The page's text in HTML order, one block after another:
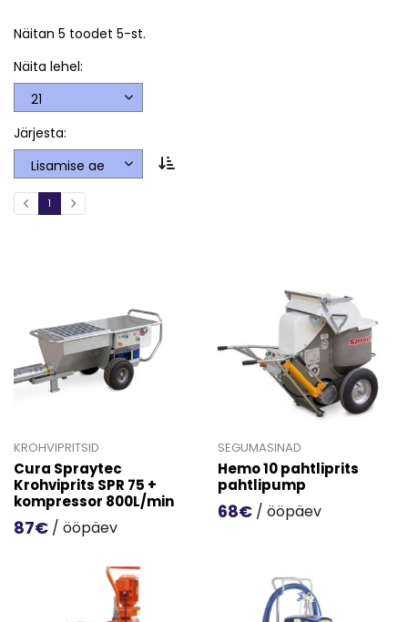
Näitan 5 toodet 5-st.
Näita lehel:
Järjesta:
1
KROHVIPRITSID
Cura Spraytec
Krohviprits SPR 75 +
kompressor 800L/min
87€ / ööpäev
SEGUMASINAD
Hemo 10 pahtliprits
pahtlipump
68€ / ööpäev